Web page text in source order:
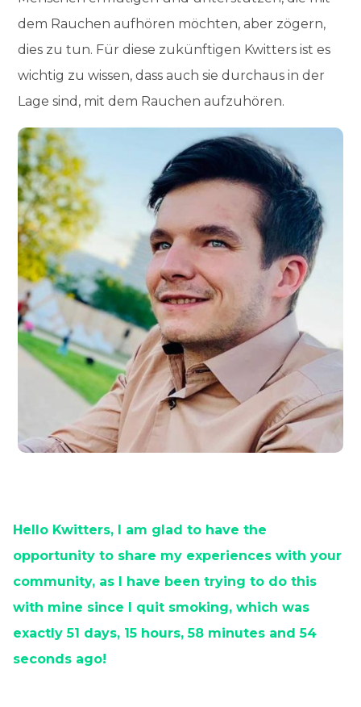
dem Rauchen aufhören möchten, aber zögern,
dies zu tun. Für diese zukünftigen Kwitters ist es
wichtig zu wissen, dass auch sie durchaus in der
Lage sind, mit dem Rauchen aufzuhören.
Hello Kwitters, I am glad to have the
opportunity to share my experiences with your
community, as I have been trying to do this
with mine since I quit smoking, which was
exactly 51 days, 15 hours, 58 minutes and 54
seconds ago!